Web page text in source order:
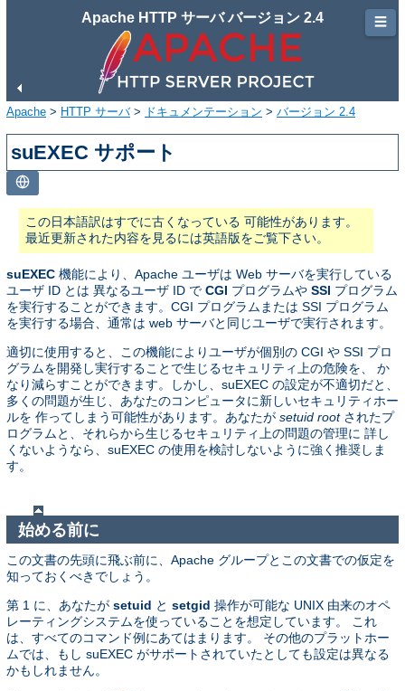
Apache HTTP サーバ バージョン 2.4
Apache > HTTP サーバ> ドキュメンテーション > バージョン 2.4
suEXEC サポート
この日本語訳はすでに古くなっている 可能性があります。
最近更新された内容を見るには英語版をご覧下さい。
suEXEC 機能により、Apache ユーザは Web サーバを実行している
ユーザ ID とは 異なるユーザ ID で CGI プログラムや SSI プログラム
を実行することができます。CGI プログラムまたは SSI プログラム
を実行する場合、通常は web サーバと同じユーザで実行されます。
適切に使用すると、この機能によりユーザが個別の CGI や SSI プロ
グラムを開発し実行することで生じるセキュリティ上の危険を、 か
なり減らすことができます。しかし、suEXEC の設定が不適切だと、
多くの問題が生じ、あなたのコンピュータに新しいセキュリティホー
ルを 作ってしまう可能性があります。あなたが setuid rootされたプ
ログラムと、それらから生じるセキュリティ上の問題の管理に 詳し
くないようなら、suEXEC の使用を検討しないように強く推奨しま
す。
始める前に
この文書の先頭に飛ぶ前に、Apache グループとこの文書での仮定を
知っておくべきでしょう。
第 1 に、あなたが setuid と setgid 操作が可能な UNIX 由来のオペ
レーティングシステムを使っていることを想定しています。 これ
は、すべてのコマンド例にあてはまります。 その他のプラットホー
ムでは、もし suEXEC がサポートされていたとしても設定は異なる
かもしれません。
☰